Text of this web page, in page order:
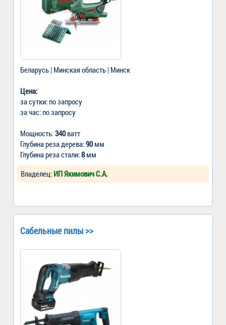
Беларусь | Минская область | Минск
Цена:
за сутки: по запросу
за час: по запросу
Мощность:340ватт
Глубина реза дерева:90мм
Глубина реза стали:8мм
Владелец: ИП Якимович С.А.
Сабельные пилы >>